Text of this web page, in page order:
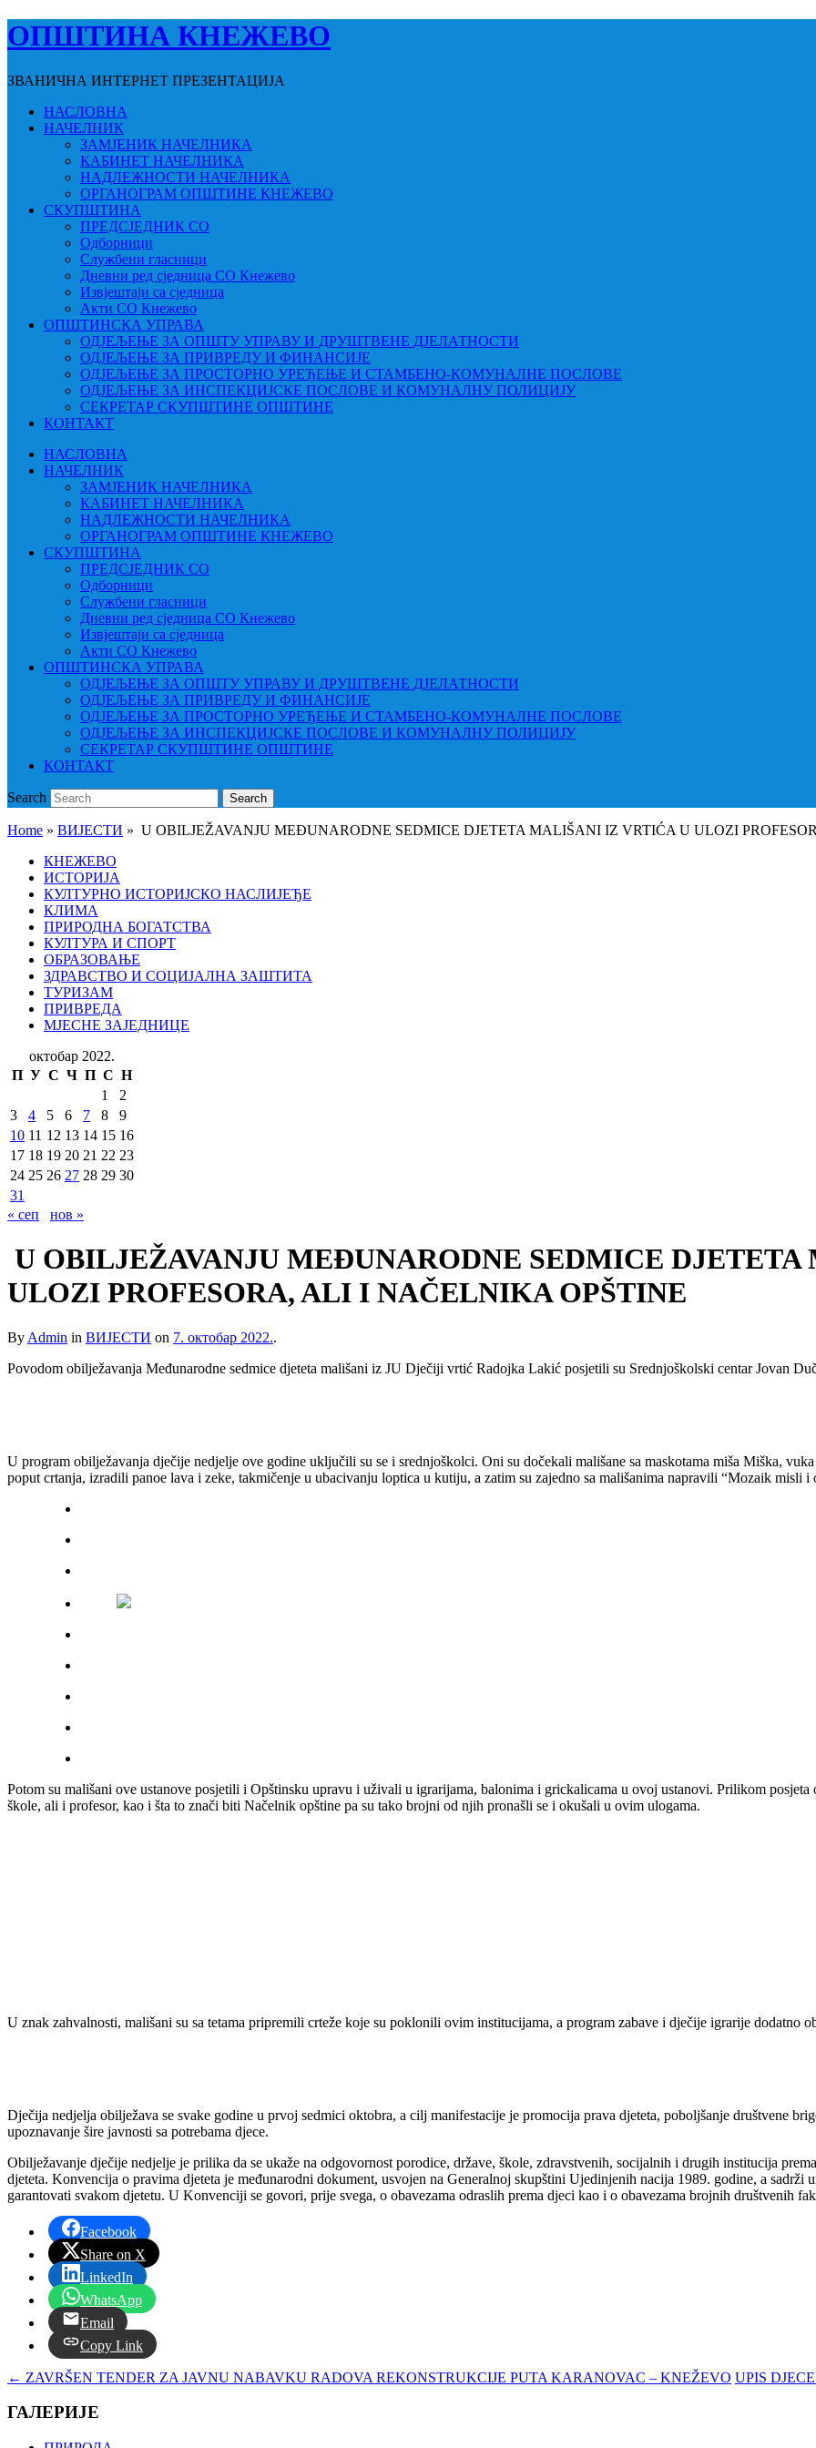
ОПШТИНА КНЕЖЕВО
ЗВАНИЧНА ИНТЕРНЕТ ПРЕЗЕНТАЦИЈА
НАСЛОВНА
НАЧЕЛНИК
ЗАМЈЕНИК НАЧЕЛНИКА
КАБИНЕТ НАЧЕЛНИКА
НАДЛЕЖНОСТИ НАЧЕЛНИКА
ОРГАНОГРАМ ОПШТИНЕ КНЕЖЕВО
СКУПШТИНА
ПРЕДСЈЕДНИК СО
Одборници
Службени гласници
Дневни ред сједница СО Кнежево
Извјештаји са сједница
Акти СО Кнежево
ОПШТИНСКА УПРАВА
ОДЈЕЉЕЊЕ ЗА ОПШТУ УПРАВУ И ДРУШТВЕНЕ ДЈЕЛАТНОСТИ
ОДЈЕЉЕЊЕ ЗА ПРИВРЕДУ И ФИНАНСИЈЕ
ОДЈЕЉЕЊЕ ЗА ПРОСТОРНО УРЕЂЕЊЕ И СТАМБЕНО-КОМУНАЛНЕ ПОСЛОВЕ
ОДЈЕЉЕЊЕ ЗА ИНСПЕКЦИЈСКЕ ПОСЛОВЕ И КОМУНАЛНУ ПОЛИЦИЈУ
СЕКРЕТАР СКУПШТИНЕ ОПШТИНЕ
КОНТАКТ
НАСЛОВНА
НАЧЕЛНИК
ЗАМЈЕНИК НАЧЕЛНИКА
КАБИНЕТ НАЧЕЛНИКА
НАДЛЕЖНОСТИ НАЧЕЛНИКА
ОРГАНОГРАМ ОПШТИНЕ КНЕЖЕВО
СКУПШТИНА
ПРЕДСЈЕДНИК СО
Одборници
Службени гласници
Дневни ред сједница СО Кнежево
Извјештаји са сједница
Акти СО Кнежево
ОПШТИНСКА УПРАВА
ОДЈЕЉЕЊЕ ЗА ОПШТУ УПРАВУ И ДРУШТВЕНЕ ДЈЕЛАТНОСТИ
ОДЈЕЉЕЊЕ ЗА ПРИВРЕДУ И ФИНАНСИЈЕ
ОДЈЕЉЕЊЕ ЗА ПРОСТОРНО УРЕЂЕЊЕ И СТАМБЕНО-КОМУНАЛНЕ ПОСЛОВЕ
ОДЈЕЉЕЊЕ ЗА ИНСПЕКЦИЈСКЕ ПОСЛОВЕ И КОМУНАЛНУ ПОЛИЦИЈУ
СЕКРЕТАР СКУПШТИНЕ ОПШТИНЕ
КОНТАКТ
Search Search
Home » ВИЈЕСТИ » U OBILJEŽAVANJU MEĐUNARODNE SEDMICE DJETETA MALIŠANI IZ VRTIĆA U ULOZI
КНЕЖЕВО
ИСТОРИЈА
КУЛТУРНО ИСТОРИЈСКО НАСЛИЈЕЂЕ
КЛИМА
ПРИРОДНА БОГАТСТВА
КУЛТУРА И СПОРТ
ОБРАЗОВАЊЕ
ЗДРАВСТВО И СОЦИЈАЛНА ЗАШТИТА
ТУРИЗАМ
ПРИВРЕДА
МЈЕСНЕ ЗАЈЕДНИЦЕ
октобар 2022.
П У С Ч П С Н
1
2
3
4 5 6 7 8
9
10 11 12 13 14 15 16
17 18 19 20 21 22 23
24 25 26 27 28 29 30
31
« сеп
нов »
U OBILJEŽAVANJU MEĐUNARODNE SEDMICE
ULOZI PROFESORA, ALI I NAČELNIKA OPŠTINE
By Admin in ВИЈЕСТИ on 7. октобар 2022..
Povodom obilježavanja Međunarodne sedmice djeteta mališani iz JU Dječiji vrtić Radojka Lakić posjetili su Srednjoškolski centar Jovan
U program obilježavanja dječije nedjelje ove godine uključili su se i srednjoškolci. Oni su dočekali mališane sa maskotama miša Miška,
poput crtanja, izradili panoe lava i zeke, takmičenje u ubacivanju loptica u kutiju, a zatim su zajedno sa mališanima napravili “Mozaik misli i
Potom su mališani ove ustanove posjetili i Opštinsku upravu i uživali u igrarijama, balonima i grickalicama u ovoj ustanovi. Prilikom
škole, ali i profesor, kao i šta to znači biti Načelnik opštine pa su tako brojni od njih pronašli se i okušali u ovim ulogama.
U znak zahvalnosti, mališani su sa tetama pripremili crteže koje su poklonili ovim institucijama, a program zabave i dječije igrarije dodatno
Dječija nedjelja obilježava se svake godine u prvoj sedmici oktobra, a cilj manifestacije je promocija prava djeteta, poboljšanje društvene
upoznavanje šire javnosti sa potrebama djece.
Obilježavanje dječije nedjelje je prilika da se ukaže na odgovornost porodice, države, škole, zdravstvenih, socijalnih i drugih institucija
djeteta. Konvencija o pravima djeteta je međunarodni dokument, usvojen na Generalnoj skupštini Ujedinjenih nacija 1989. godine, a sadrži
garantovati svakom djetetu. U Konvenciji se govori, prije svega, o obavezama odraslih prema djeci kao i o obavezama brojnih društvenih
Facebook
Share on X
LinkedIn
WhatsApp
Email
Copy Link
← ZAVRŠEN TENDER ZA JAVNU NABAVKU RADOVA REKONSTRUKCIJE PUTA KARANOVAC – KNEŽEVO UPIS
ГАЛЕРИЈЕ